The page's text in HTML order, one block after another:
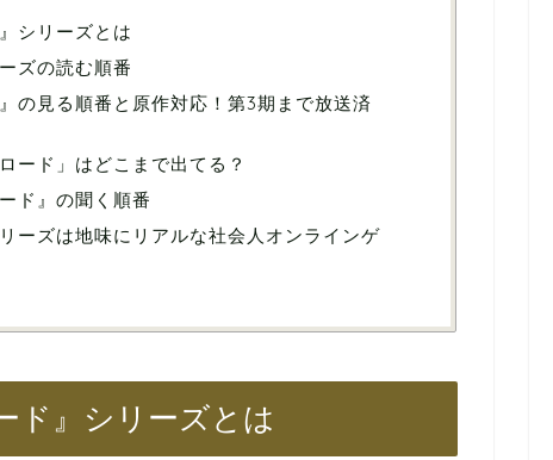
シリーズとは
ズの読む順番
の見る順番と原作対応！第3期まで放送済
ード」はどこまで出てる？
ド』の聞く順番
ーズは地味にリアルな社会人オンラインゲ
ド』シリーズとは